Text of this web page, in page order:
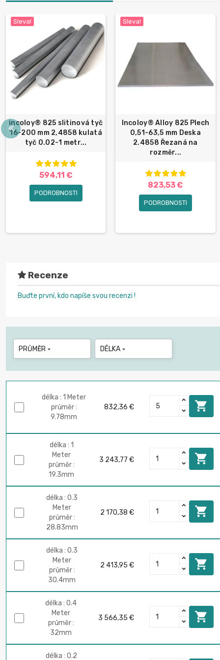
Sleva!
incoloy® 825 slitinová tyč
16-200 mm 2,4858 kulatá
tyč 0.02-1 metr...
594,11 €
PODROBNOSTI
Sleva!
Incoloy® Alloy 825 Plech
0,51-63,5 mm Deska
2.4858 Řezaná na
rozměr...
823,53 €
PODROBNOSTI
Recenze
Buďte první, kdo napíše svou recenzi !
PRŮMĚR  DÉLKA 
délka : 1 Meter
průměr :
9.78mm
832,36 € 
délka : 1
Meter
průměr :
19.3mm
3 243,77 € 
délka : 0.3
Meter
průměr :
28.83mm
2 170,38 € 
délka : 0.3
Meter
průměr :
30.4mm
2 413,95 € 
délka : 0.4
Meter
průměr :
32mm
3 566,35 € 
délka : 0.2